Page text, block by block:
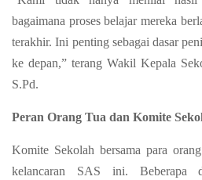
bagaimana proses belajar mereka
terakhir. Ini penting sebagai dasar
ke depan,” terang Wakil Kepala
S.Pd.
Peran Orang Tua dan Komite
Komite Sekolah bersama para
kelancaran SAS ini. Beberapa